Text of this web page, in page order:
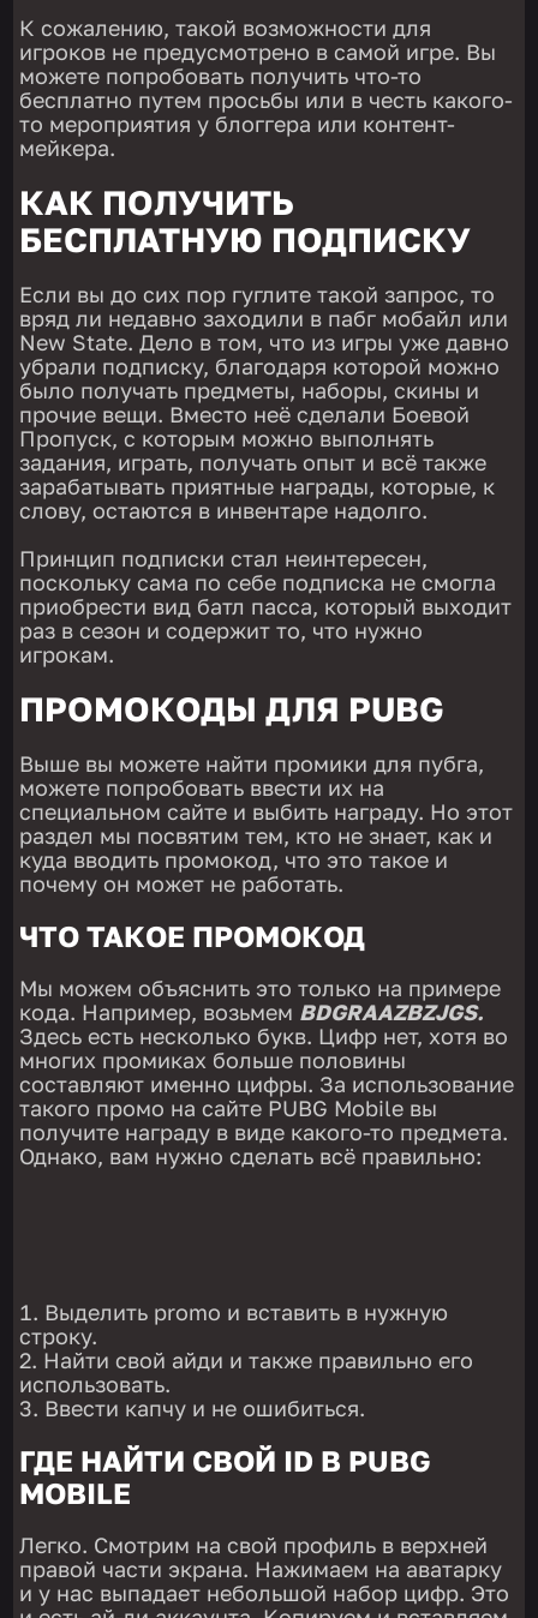
К сожалению, такой возможности для
игроков не предусмотрено в самой игре. Вы
можете попробовать получить что-то
бесплатно путем просьбы или в честь какого-
то мероприятия у блоггера или контент-
мейкера.
КАК ПОЛУЧИТЬ
БЕСПЛАТНУЮ ПОДПИСКУ
Если вы до сих пор гуглите такой запрос, то
вряд ли недавно заходили в пабг мобайл или
New State. Дело в том, что из игры уже давно
убрали подписку, благодаря которой можно
было получать предметы, наборы, скины и
прочие вещи. Вместо неё сделали Боевой
Пропуск, с которым можно выполнять
задания, играть, получать опыт и всё также
зарабатывать приятные награды, которые, к
слову, остаются в инвентаре надолго.
Принцип подписки стал неинтересен,
поскольку сама по себе подписка не смогла
приобрести вид батл пасса, который выходит
раз в сезон и содержит то, что нужно
игрокам.
ПРОМОКОДЫ ДЛЯ PUBG
Выше вы можете найти промики для пубга,
можете попробовать ввести их на
специальном сайте и выбить награду. Но этот
раздел мы посвятим тем, кто не знает, как и
куда вводить промокод, что это такое и
почему он может не работать.
ЧТО ТАКОЕ ПРОМОКОД
Мы можем объяснить это только на примере
кода. Например, возьмем BDGRAAZBZJGS.
Здесь есть несколько букв. Цифр нет, хотя во
многих промиках больше половины
составляют именно цифры. За использование
такого промо на сайте PUBG Mobile вы
получите награду в виде какого-то предмета.
Однако, вам нужно сделать всё правильно:
Выделить promo и вставить в нужную
строку.
Найти свой айди и также правильно его
использовать.
Ввести капчу и не ошибиться.
ГДЕ НАЙТИ СВОЙ ID В PUBG
MOBILE
Легко. Смотрим на свой профиль в верхней
правой части экрана. Нажимаем на аватарку
и у нас выпадает небольшой набор цифр. Это